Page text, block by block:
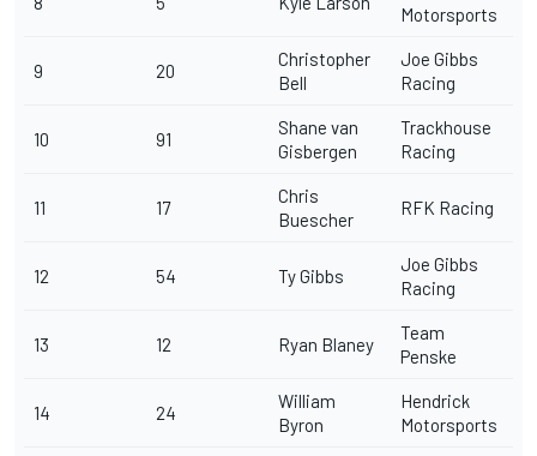
Motorsports
9 20
Christopher
Bell
Joe Gibbs
Racing
10 91
Shane van
Gisbergen
Trackhouse
Racing
11 17
Chris
Buescher
RFK Racing
12 54 Ty Gibbs
Joe Gibbs
Racing
13 12 Ryan Blaney
Team
Penske
14 24
William
Byron
Hendrick
Motorsports